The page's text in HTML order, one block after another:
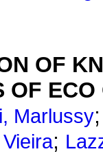
OF
OF
Marlussy
;